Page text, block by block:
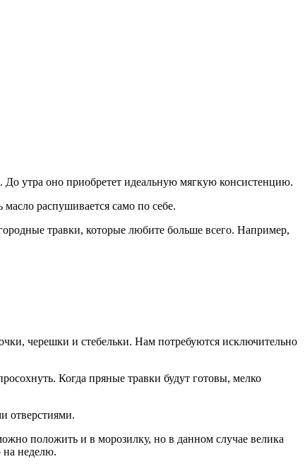
До утра оно приобретет идеальную мягкую консистенцию.
распушивается само по себе.
травки, которые любите больше всего. Например,
черешки и стебельки. Нам потребуются исключительно
Когда пряные травки будут готовы, мелко
отверстиями.
положить и в морозилку, но в данном случае велика
на неделю.